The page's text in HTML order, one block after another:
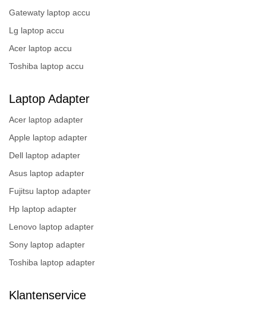
Gatewaty laptop accu
Lg laptop accu
Acer laptop accu
Toshiba laptop accu
Laptop Adapter
Acer laptop adapter
Apple laptop adapter
Dell laptop adapter
Asus laptop adapter
Fujitsu laptop adapter
Hp laptop adapter
Lenovo laptop adapter
Sony laptop adapter
Toshiba laptop adapter
Klantenservice